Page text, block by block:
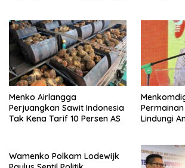
Menko Airlangga
Perjuangkan Sawit Indonesia
Tak Kena Tarif 10 Persen AS
Lindungi
Wamenko Polkam Lodewijk